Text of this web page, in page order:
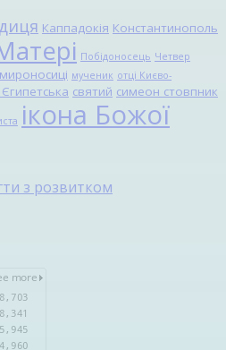
Каппадокія Константинополь
Побідоносець Четвер
мученик отці Києво-
святий симеон стовпник
ікона Божої
з розвитком